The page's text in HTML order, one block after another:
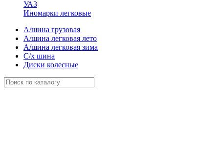
УАЗ
Иномарки легковые
А/шина грузовая
А/шина легковая лето
А/шина легковая зима
С/х шина
Диски колесные